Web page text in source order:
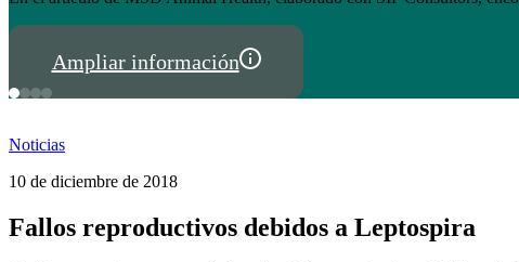
Ampliar información
Noticias
10 de diciembre de 2018
Fallos reproductivos debidos a Leptospira